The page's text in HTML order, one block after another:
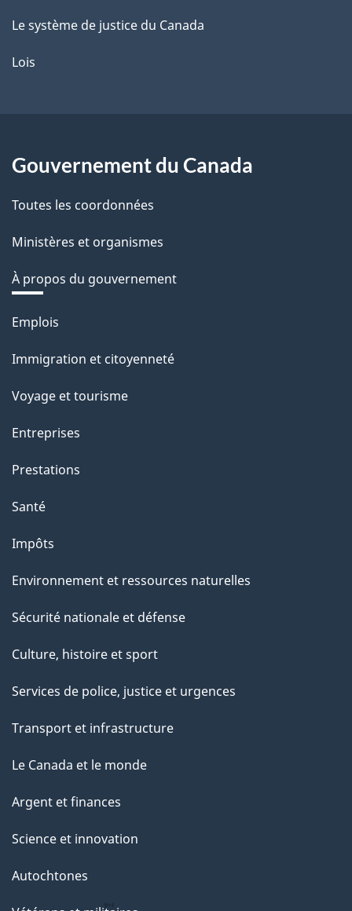
Le système de justice du Canada
Lois
Gouvernement du Canada
Toutes les coordonnées
Ministères et organismes
À propos du gouvernement
Thèmes
sujets
Emplois
Immigration et citoyenneté
Voyage et tourisme
Entreprises
Prestations
Santé
Impôts
Environnement et ressources naturelles
Sécurité nationale et défense
Culture, histoire et sport
Services de police, justice et urgences
Transport et infrastructure
Le Canada et le monde
Argent et finances
Science et innovation
Autochtones